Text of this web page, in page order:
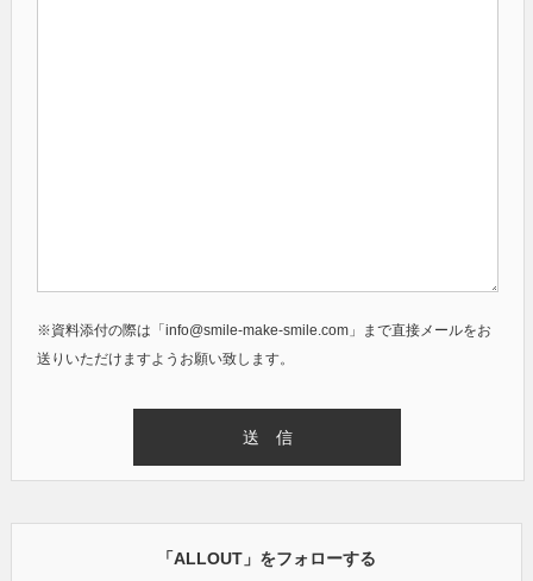
※資料添付の際は「info@smile-make-smile.com」まで直接メールをお
送りいただけますようお願い致します。
「ALLOUT」をフォローする